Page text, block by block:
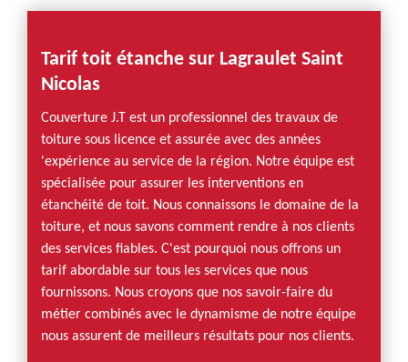
Tarif toit étanche sur Lagraulet Saint
Nicolas
Couverture J.T est un professionnel des travaux de
toiture sous licence et assurée avec des années
'expérience au service de la région. Notre équipe est
spécialisée pour assurer les interventions en
étanchéité de toit. Nous connaissons le domaine de la
toiture, et nous savons comment rendre à nos clients
des services fiables. C'est pourquoi nous offrons un
tarif abordable sur tous les services que nous
fournissons. Nous croyons que nos savoir-faire du
métier combinés avec le dynamisme de notre équipe
nous assurent de meilleurs résultats pour nos clients.